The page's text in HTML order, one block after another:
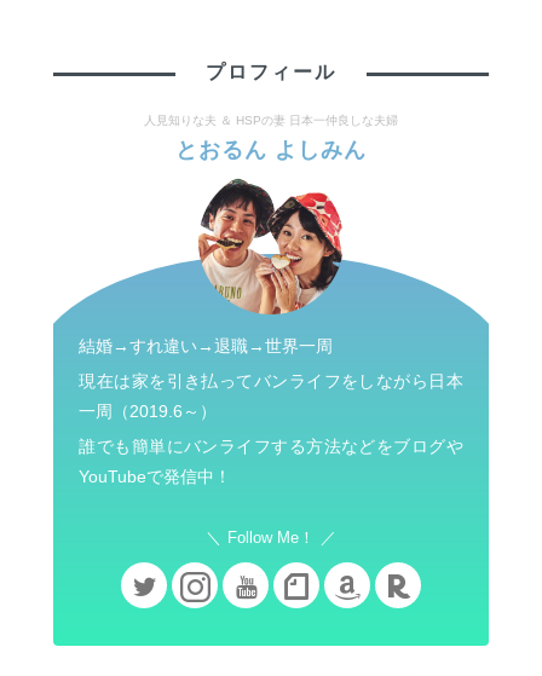
プロフィール
人見知りな夫 ＆ HSPの妻 日本一仲良しな夫婦
とおるん よしみん
結婚→すれ違い→退職→世界一周
現在は家を引き払ってバンライフをしながら日本
一周（2019.6～）
誰でも簡単にバンライフする方法などをブログや
YouTubeで発信中！
Follow Me！